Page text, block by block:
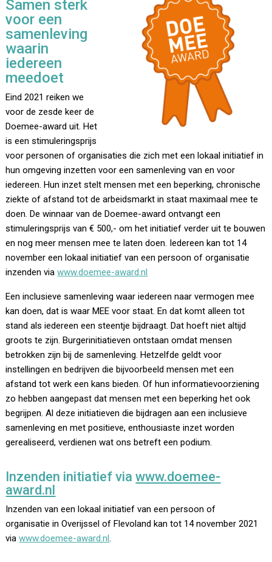
Samen sterk
voor een
samenleving
waarin
iedereen
meedoet
Eind 2021 reiken we
voor de zesde keer de
Doemee-award uit. Het
is een stimuleringsprijs
voor personen of organisaties die zich met een lokaal initiatief in
hun omgeving inzetten voor een samenleving van en voor
iedereen. Hun inzet stelt mensen met een beperking, chronische
ziekte of afstand tot de arbeidsmarkt in staat maximaal mee te
doen. De winnaar van de Doemee-award ontvangt een
stimuleringsprijs van € 500,- om het initiatief verder uit te bouwen
en nog meer mensen mee te laten doen. Iedereen kan tot 14
november een lokaal initiatief van een persoon of organisatie
inzenden viawww.doemee-award.nl
Een inclusieve samenleving waar iedereen naar vermogen mee
kan doen, dat is waar MEE voor staat. En dat komt alleen tot
stand als iedereen een steentje bijdraagt. Dat hoeft niet altijd
groots te zijn. Burgerinitiatieven ontstaan omdat mensen
betrokken zijn bij de samenleving. Hetzelfde geldt voor
instellingen en bedrijven die bijvoorbeeld mensen met een
afstand tot werk een kans bieden. Of hun informatievoorziening
zo hebben aangepast dat mensen met een beperking het ook
begrijpen. Al deze initiatieven die bijdragen aan een inclusieve
samenleving en met positieve, enthousiaste inzet worden
gerealiseerd, verdienen wat ons betreft een podium.
Inzenden initiatief viawww.doemee-
award.nl
Inzenden van een lokaal initiatief van een persoon of
organisatie in Overijssel of Flevoland kan tot 14 november 2021
viawww.doemee-award.nl.